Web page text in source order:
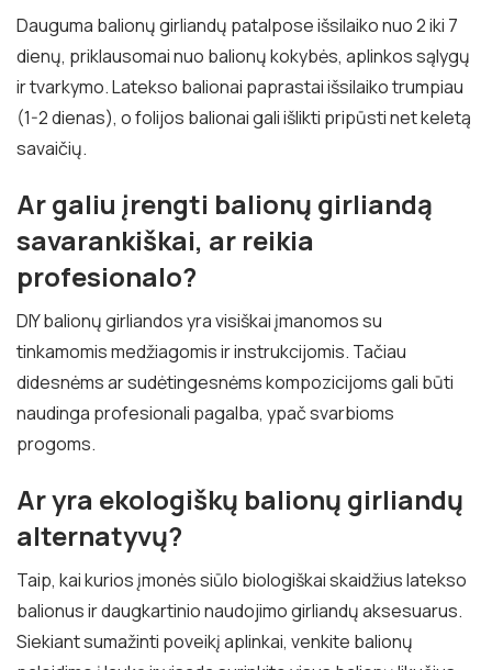
Dauguma balionų girliandų patalpose išsilaiko nuo 2 iki 7
dienų, priklausomai nuo balionų kokybės, aplinkos sąlygų
ir tvarkymo. Latekso balionai paprastai išsilaiko trumpiau
(1-2 dienas), o folijos balionai gali išlikti pripūsti net keletą
savaičių.
Ar galiu įrengti balionų girliandą
savarankiškai, ar reikia
profesionalo?
DIY balionų girliandos yra visiškai įmanomos su
tinkamomis medžiagomis ir instrukcijomis. Tačiau
didesnėms ar sudėtingesnėms kompozicijoms gali būti
naudinga profesionali pagalba, ypač svarbioms
progoms.
Ar yra ekologiškų balionų girliandų
alternatyvų?
Taip, kai kurios įmonės siūlo biologiškai skaidžius latekso
balionus ir daugkartinio naudojimo girliandų aksesuarus.
Siekiant sumažinti poveikį aplinkai, venkite balionų